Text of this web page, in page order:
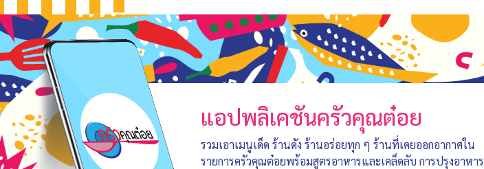
แอปพลิเคชันครัวคุณต๋อย
รวมเอาเมนูเด็ด ร้านดัง ร้านอร่อยทุก ๆ ร้านที่เคยออกอากาศใน
รายการครัวคุณต๋อยพร้อมสูตรอาหารและเคล็ดลับ การปรุงอาหาร